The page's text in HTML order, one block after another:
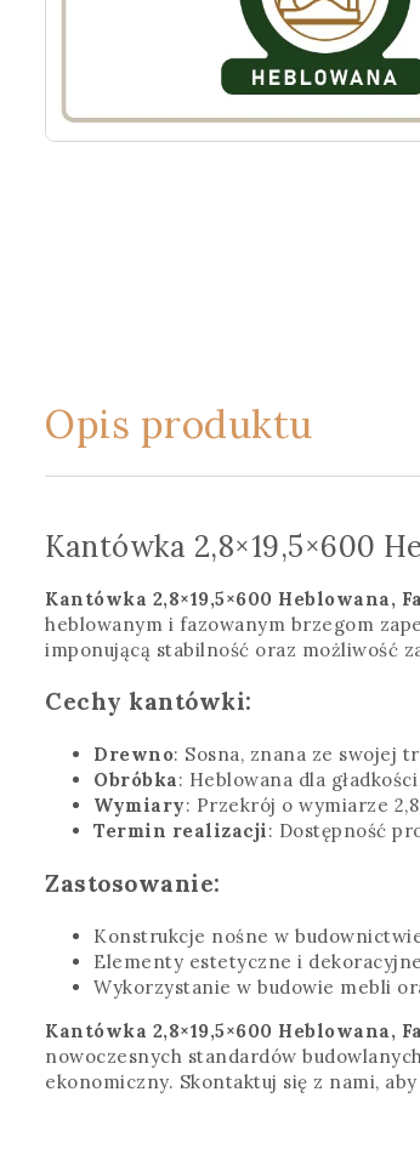
Opis produktu
Kantówka 2,8×19,5×600
Kantówka 2,8×19,5×600 Heblowana,
heblowanym i fazowanym brzegom
imponującą stabilność oraz możliwość
Cechy kantówki:
Drewno: Sosna, znana ze swojej
Obróbka: Heblowana dla
Wymiary: Przekrój o wymiarze
Termin realizacji: Dostępność
Zastosowanie:
Konstrukcje nośne w
Elementy estetyczne i
Wykorzystanie w budowie mebli
Kantówka 2,8×19,5×600 Heblowana,
nowoczesnych standardów
ekonomiczny. Skontaktuj się z nami,